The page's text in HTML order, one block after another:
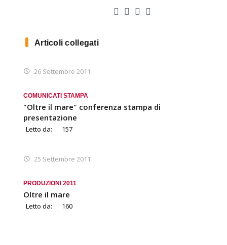
Articoli collegati
26 Settembre 2011
COMUNICATI STAMPA
"Oltre il mare" conferenza stampa di
presentazione
Letto da: 157
25 Settembre 2011
PRODUZIONI 2011
Oltre il mare
Letto da: 160